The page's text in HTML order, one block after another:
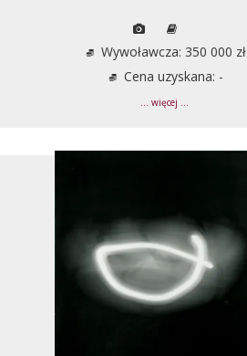
Wywoławcza: 350 000 zł
Cena uzyskana: -
... więcej ...